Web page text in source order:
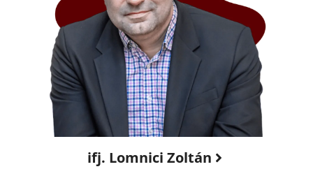
ifj. Lomnici Zoltán